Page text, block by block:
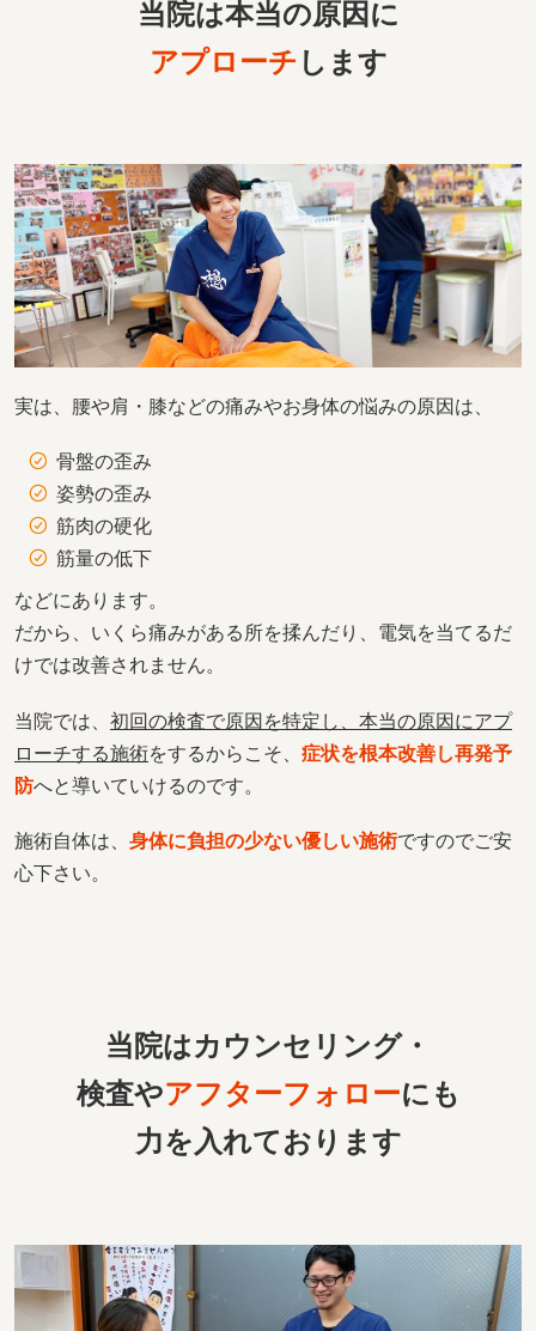
当院は本当の原因に
アプローチ します
実は、腰や肩・膝などの痛みやお身体の悩みの原因は、
骨盤の歪み
姿勢の歪み
筋肉の硬化
筋量の低下
などにあります。
だから、いくら痛みがある所を揉んだり、電気を当てるだ
けでは改善されません。
当院では、 初回の検査で原因を特定し、本当の原因にアプ
ローチする施術をするからこそ、 症状を根本改善し再発予
防へと導いていけるのです。
施術自体は、 身体に負担の少ない優しい施術ですのでご安
心下さい。
当院はカウンセリング・
検査やアフターフォローにも
力を入れております